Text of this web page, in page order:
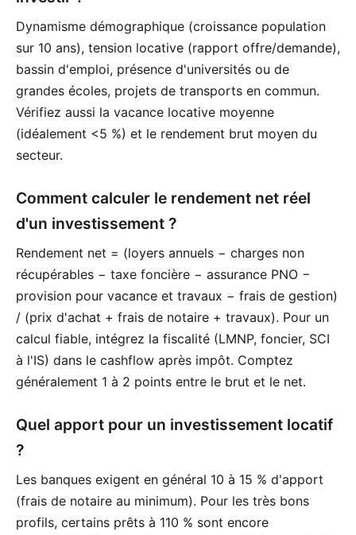
Dynamisme démographique (croissance population
sur 10 ans), tension locative (rapport offre/demande),
bassin d'emploi, présence d'universités ou de
grandes écoles, projets de transports en commun.
Vérifiez aussi la vacance locative moyenne
(idéalement <5 %) et le rendement brut moyen du
secteur.
Comment calculer le rendement net réel
d'un investissement ?
Rendement net = (loyers annuels − charges non
récupérables − taxe foncière − assurance PNO −
provision pour vacance et travaux − frais de gestion)
/ (prix d'achat + frais de notaire + travaux). Pour un
calcul fiable, intégrez la fiscalité (LMNP, foncier, SCI
à l'IS) dans le cashflow après impôt. Comptez
généralement 1 à 2 points entre le brut et le net.
Quel apport pour un investissement locatif
?
Les banques exigent en général 10 à 15 % d'apport
(frais de notaire au minimum). Pour les très bons
profils, certains prêts à 110 % sont encore